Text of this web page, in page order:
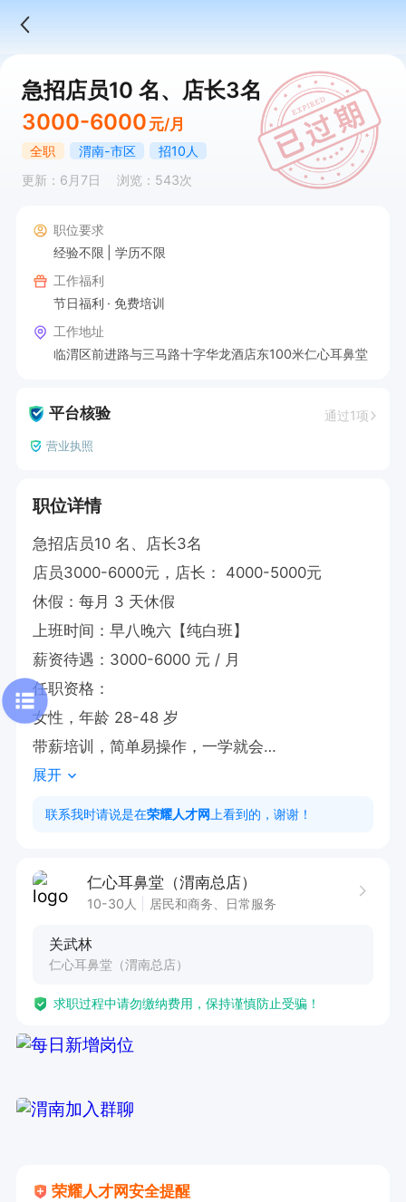
急招店员10 名、店长3名
3000-6000 元/月
全职 渭南-市区
招10人
更新：6月7日
浏览：543次
职位要求
经验不限
学历不限
工作福利
节日福利
免费培训
工作地址
临渭区前进路与三马路十字华龙酒店东100米仁心耳鼻堂
平台核验 通过1项
营业执照
职位详情
急招店员10 名、店长3名
店员3000-6000元，店长： 4000-5000元
休假：每月 3 天休假
上班时间：早八晚六【纯白班】
薪资待遇：3000-6000 元 / 月
任职资格：
女性，年龄 28-48 岁
带薪培训，简单易操作，一学就会
有责任心、爱岗敬业、性格外向
具备良好沟通能力、团队合作能力与较强服务意识
展开
联系我时请说是在荣耀人才网 上看到的，谢谢！
仁心耳鼻堂（渭南总店）
10-30人 居民和商务、日常服务
关武林
仁心耳鼻堂（渭南总店）
求职过程中请勿缴纳费用，保持谨慎防止受骗！
荣耀人才网安全提醒